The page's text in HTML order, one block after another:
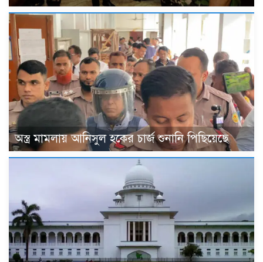
অস্ত্র মামলায় আনিসুল হকের চার্জ শুনানি পিছিয়েছে